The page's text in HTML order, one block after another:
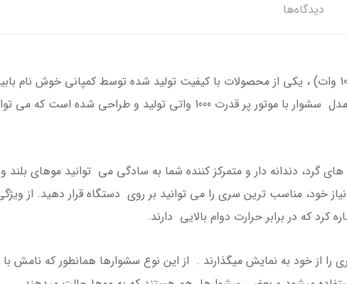
دیدگاه‌ها
متفاوتی تولید و طراحی شده است. این مدل سشوار با موتور پر قدرت
گرد، دندانه دار و متمرکز کننده شما به سادگی می توانید موهای
خود، مناسب ترین سری را می توانید بر روی دستگاه قرار دهید. از
کرد که در برابر حرارت دوام بالایی دارند.
را از خود به نمایش میگذارند . از این نوع سشوارها همانطور که